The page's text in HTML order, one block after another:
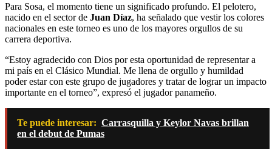
Para Sosa, el momento tiene un significado profundo. El pelotero,
nacido en el sector de Juan Díaz, ha señalado que vestir los colores
nacionales en este torneo es uno de los mayores orgullos de su
carrera deportiva.
“Estoy agradecido con Dios por esta oportunidad de representar a
mi país en el Clásico Mundial. Me llena de orgullo y humildad
poder estar con este grupo de jugadores y tratar de lograr un impacto
importante en el torneo”, expresó el jugador panameño.
Te puede interesar: Carrasquilla y Keylor Navas brillan
en el debut de Pumas